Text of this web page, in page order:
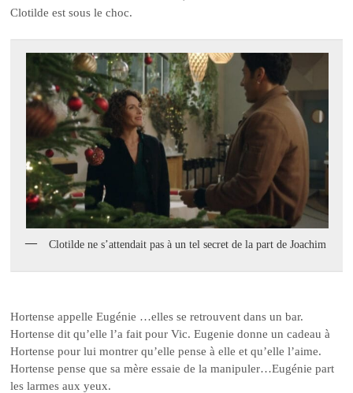
Clotilde est sous le choc.
Clotilde ne s’attendait pas à un tel secret de la part de Joachim
Hortense appelle Eugénie …elles se retrouvent dans un bar.
Hortense dit qu’elle l’a fait pour Vic. Eugenie donne un cadeau à
Hortense pour lui montrer qu’elle pense à elle et qu’elle l’aime.
Hortense pense que sa mère essaie de la manipuler…Eugénie part
les larmes aux yeux.